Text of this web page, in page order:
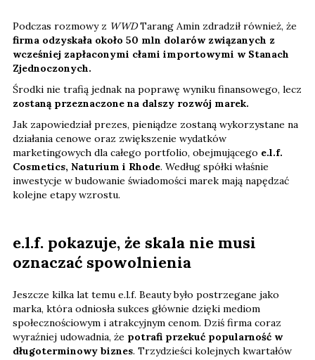
Podczas rozmowy z WWDTarang Amin zdradził również, że
firma odzyskała około 50 mln dolarów związanych z
wcześniej zapłaconymi cłami importowymi w Stanach
Zjednoczonych.
Środki nie trafią jednak na poprawę wyniku finansowego, lecz
zostaną przeznaczone na dalszy rozwój marek.
Jak zapowiedział prezes, pieniądze zostaną wykorzystane na
działania cenowe oraz zwiększenie wydatków
marketingowych dla całego portfolio, obejmującego e.l.f.
Cosmetics, Naturium i Rhode. Według spółki właśnie
inwestycje w budowanie świadomości marek mają napędzać
kolejne etapy wzrostu.
e.l.f. pokazuje, że skala nie musi
oznaczać spowolnienia
Jeszcze kilka lat temu e.l.f. Beauty było postrzegane jako
marka, która odniosła sukces głównie dzięki mediom
społecznościowym i atrakcyjnym cenom. Dziś firma coraz
wyraźniej udowadnia, że potrafi przekuć popularność w
długoterminowy biznes. Trzydzieści kolejnych kwartałów